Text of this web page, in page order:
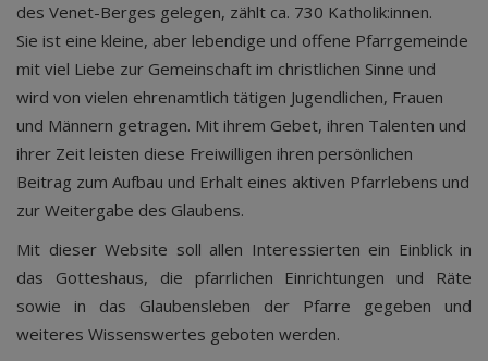
des Venet-Berges gelegen, zählt ca. 730 Katholik:innen.
Sie ist eine kleine, aber lebendige und offene Pfarrgemeinde
mit viel Liebe zur Gemeinschaft im christlichen Sinne und
wird von vielen ehrenamtlich tätigen Jugendlichen, Frauen
und Männern getragen. Mit ihrem Gebet, ihren Talenten und
ihrer Zeit leisten diese Freiwilligen ihren persönlichen
Beitrag zum Aufbau und Erhalt eines aktiven Pfarrlebens und
zur Weitergabe des Glaubens.
Mit dieser Website soll allen Interessierten ein Einblick in
das Gotteshaus, die pfarrlichen Einrichtungen und Räte
sowie in das Glaubensleben der Pfarre gegeben und
weiteres Wissenswertes geboten werden.